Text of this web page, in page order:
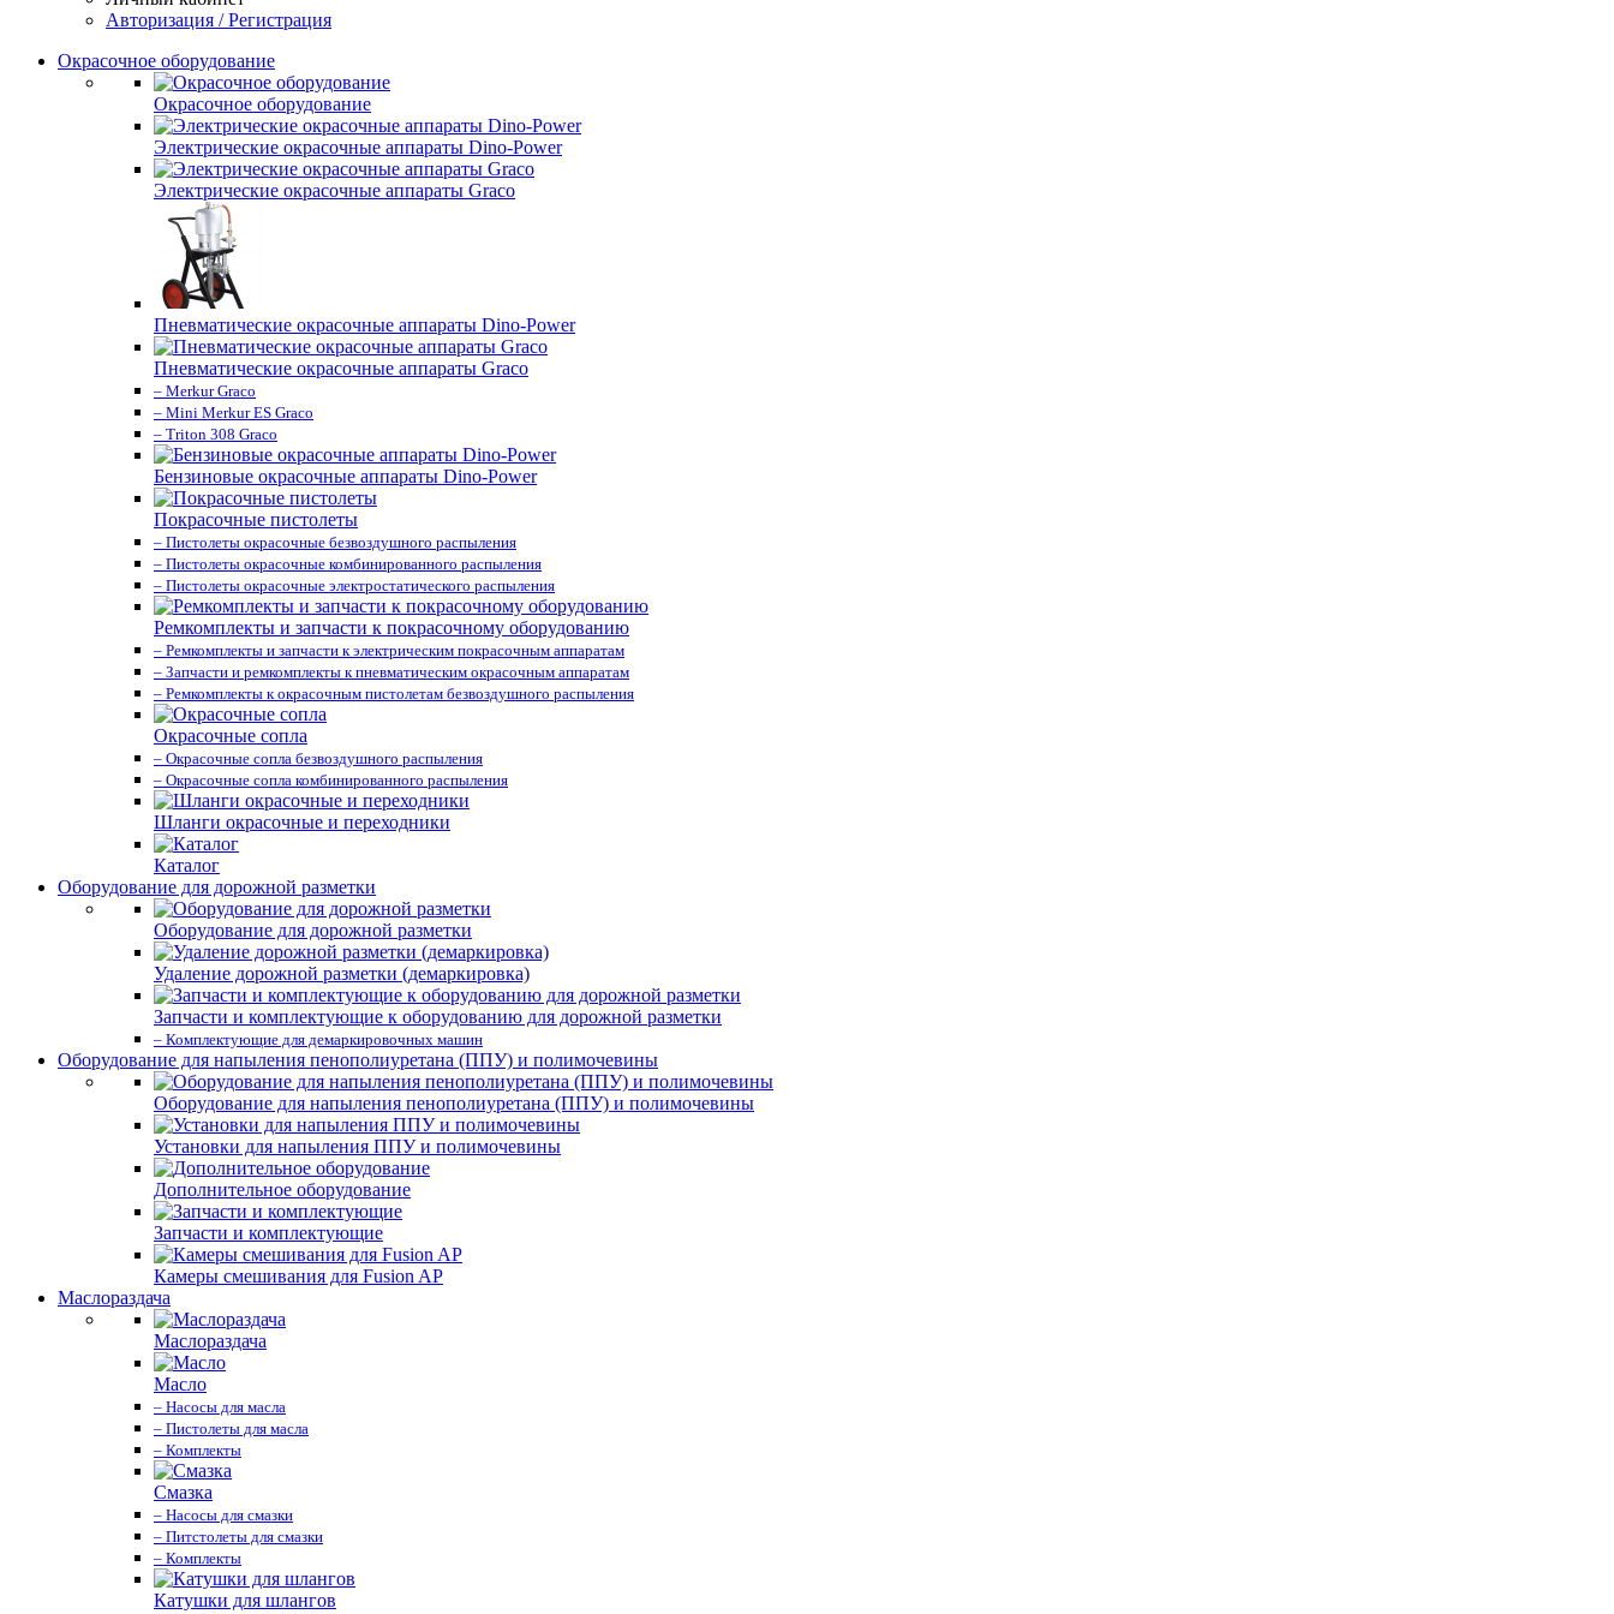
Авторизация / Регистрация
Окрасочное оборудование
Окрасочное оборудование
Электрические окрасочные аппараты Dino-Power
Электрические окрасочные аппараты Graco
Пневматические окрасочные аппараты Dino-Power
Пневматические окрасочные аппараты Graco
– Merkur Graco
– Mini Merkur ES Graco
– Triton 308 Graco
Бензиновые окрасочные аппараты Dino-Power
Покрасочные пистолеты
– Пистолеты окрасочные безвоздушного распыления
– Пистолеты окрасочные комбинированного распыления
– Пистолеты окрасочные электростатического распыления
Ремкомплекты и запчасти к покрасочному оборудованию
– Ремкомплекты и запчасти к электрическим покрасочным аппаратам
– Запчасти и ремкомплекты к пневматическим окрасочным аппаратам
– Ремкомплекты к окрасочным пистолетам безвоздушного распыления
Окрасочные сопла
– Окрасочные сопла безвоздушного распыления
– Окрасочные сопла комбинированного распыления
Шланги окрасочные и переходники
Каталог
Оборудование для дорожной разметки
Оборудование для дорожной разметки
Удаление дорожной разметки (демаркировка)
Запчасти и комплектующие к оборудованию для дорожной разметки
– Комплектующие для демаркировочных машин
Оборудование для напыления пенополиуретана (ППУ) и полимочевины
Оборудование для напыления пенополиуретана (ППУ) и полимочевины
Установки для напыления ППУ и полимочевины
Дополнительное оборудование
Запчасти и комплектующие
Камеры смешивания для Fusion AP
Маслораздача
Маслораздача
Масло
– Насосы для масла
– Пистолеты для масла
– Комплекты
Смазка
– Насосы для смазки
– Питстолеты для смазки
– Комплекты
Катушки для шлангов